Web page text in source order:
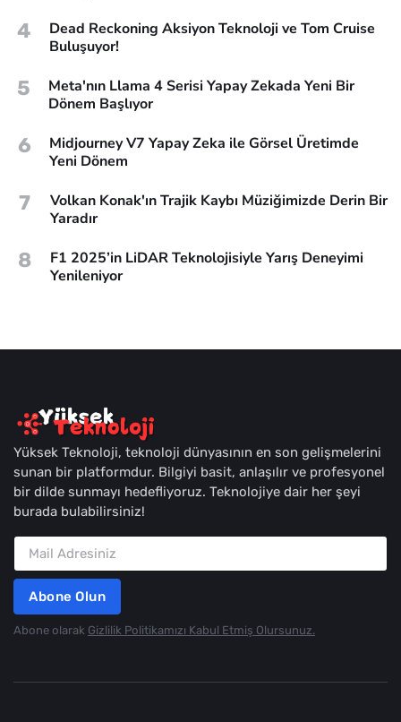
4
Dead Reckoning Aksiyon Teknoloji ve Tom Cruise
Buluşuyor!
5
Meta'nın Llama 4 Serisi Yapay Zekada Yeni Bir
Dönem Başlıyor
6
Midjourney V7 Yapay Zeka ile Görsel Üretimde
Yeni Dönem
7
Volkan Konak'ın Trajik Kaybı Müziğimizde Derin Bir
Yaradır
8
F1 2025’in LiDAR Teknolojisiyle Yarış Deneyimi
Yenileniyor
Yüksek Teknoloji, teknoloji dünyasının en son gelişmelerini
sunan bir platformdur. Bilgiyi basit, anlaşılır ve profesyonel
bir dilde sunmayı hedefliyoruz. Teknolojiye dair her şeyi
burada bulabilirsiniz!
Abone Olun
Abone olarak Gizlilik Politikamızı Kabul Etmiş Olursunuz.